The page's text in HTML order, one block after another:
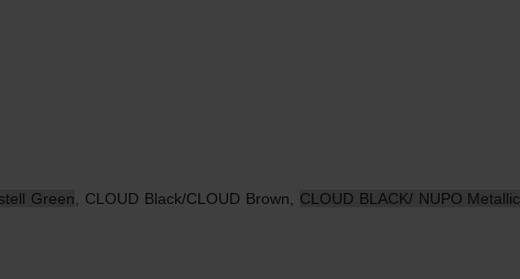
Green, CLOUD Black/CLOUD Brown, CLOUD BLACK/ NUPO Metallic